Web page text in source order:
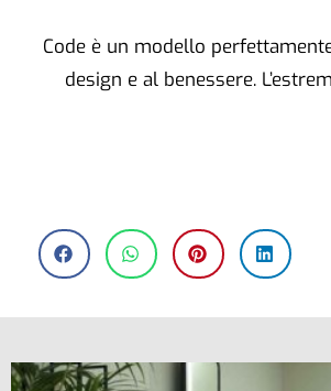
Code è un modello
design e al benessere.